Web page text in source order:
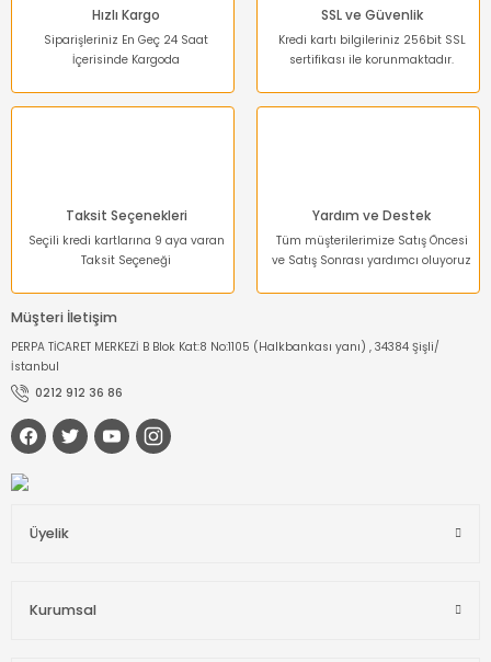
Hızlı Kargo
Siparişleriniz En Geç 24 Saat
İçerisinde Kargoda
SSL ve Güvenlik
Kredi kartı bilgileriniz 256bit SSL
sertifikası ile korunmaktadır.
Taksit Seçenekleri
Seçili kredi kartlarına 9 aya varan
Taksit Seçeneği
Yardım ve Destek
Tüm müşterilerimize Satış Öncesi
ve Satış Sonrası yardımcı oluyoruz
Müşteri İletişim
PERPA TİCARET MERKEZİ B Blok Kat:8 No:1105 (Halkbankası yanı) , 34384 Şişli/
İstanbul
0212 912 36 86
Üyelik
Kurumsal